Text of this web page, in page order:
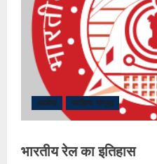
आलेख साहित्य संग्रह
भारतीय रेल का इतिहास